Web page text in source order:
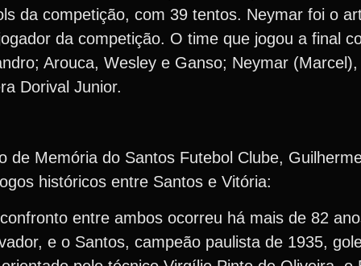
da competição, com 39 tentos. Neymar foi o
da competição. O time que jogou a final
Arouca, Wesley e Ganso; Neymar
Dorival Junior.
de Memória do Santos Futebol Clube,
históricos entre Santos e Vitória:
entre ambos ocorreu há mais de 82
e o Santos, campeão paulista de 1935,